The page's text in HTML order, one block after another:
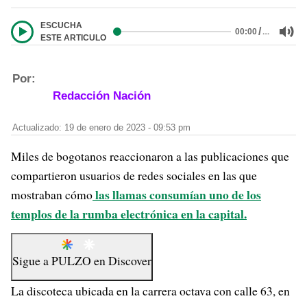
ESCUCHA
ESTE ARTICULO
00:00/…
Por:
Redacción Nación
Actualizado: 19 de enero de 2023 - 09:53 pm
Miles de bogotanos reaccionaron a las publicaciones que
compartieron usuarios de redes sociales en las que
mostraban cómolas llamas consumían uno de los
templos de la rumba electrónica en la capital.
Sigue aPULZO enDiscover
La discoteca ubicada en la carrera octava con calle 63, en